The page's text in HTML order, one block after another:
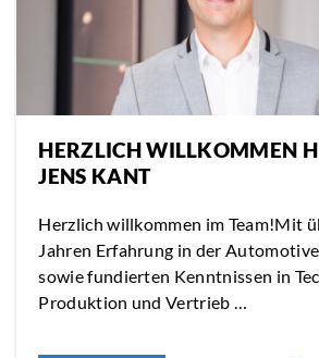
HERZLICH WILLKOMMEN
JENS KANT
Herzlich willkommen im Team!Mit
Jahren Erfahrung in der
sowie fundierten Kenntnissen in
Produktion und Vertrieb …